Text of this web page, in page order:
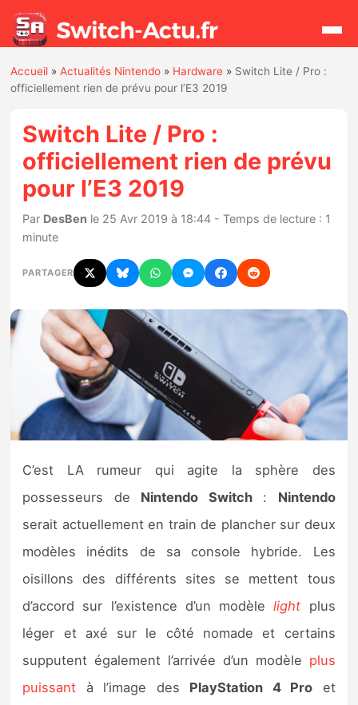
Actualités
Jeux
Hardware
Mises à jour
Chiffres de ventes
Rumeurs
Nintendo Direct
Tests et previews
Tests de jeux
Tests d’accessoires
Autres tests
Previews
Précommandes
Précommandes jeux Switch 2
Accueil »Actualités Nintendo » Hardware » Switch Lite / Pro :
officiellement rien de prévu pour l’E3 2019
Switch Lite / Pro :
officiellement rien de prévu
pour l’E3 2019
Par DesBen le 25 Avr 2019 à 18:44 - Temps de lecture : 1
minute
PARTAGER
C’est LA rumeur qui agite la sphère des
possesseurs de Nintendo Switch : Nintendo
serait actuellement en train de plancher sur deux
modèles inédits de sa console hybride. Les
oisillons des différents sites se mettent tous
d’accord sur l’existence d’un modèlelight plus
léger et axé sur le côté nomade et certains
supputent également l’arrivée d’un modèle plus
puissant à l’image des PlayStation 4 Pro et